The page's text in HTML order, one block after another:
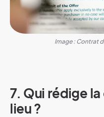
Image : Contrat
7. Qui rédige
lieu ?